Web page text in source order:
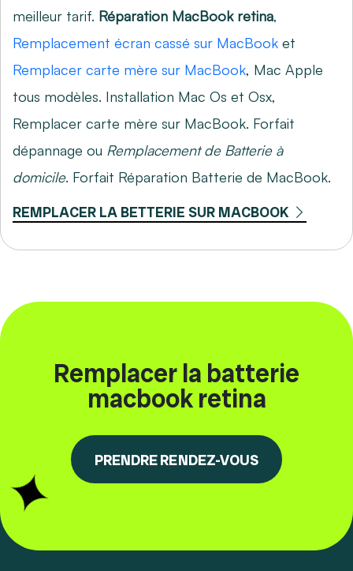
meilleur tarif. Réparation MacBook retina,
Remplacement écran cassé sur MacBook et
Remplacer carte mère sur MacBook, Mac Apple
tous modèles. Installation Mac Os et Osx,
Remplacer carte mère sur MacBook. Forfait
dépannage ou Remplacement de Batterie à
domicile. Forfait Réparation Batterie de MacBook.
REMPLACER LA BETTERIE SUR MACBOOK
Remplacer la batterie
macbook retina
PRENDRE RENDEZ-VOUS